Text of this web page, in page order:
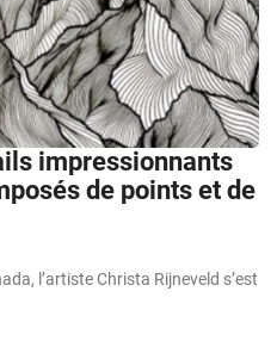
impressionnants
de points et de
l’artiste Christa Rijneveld s’est